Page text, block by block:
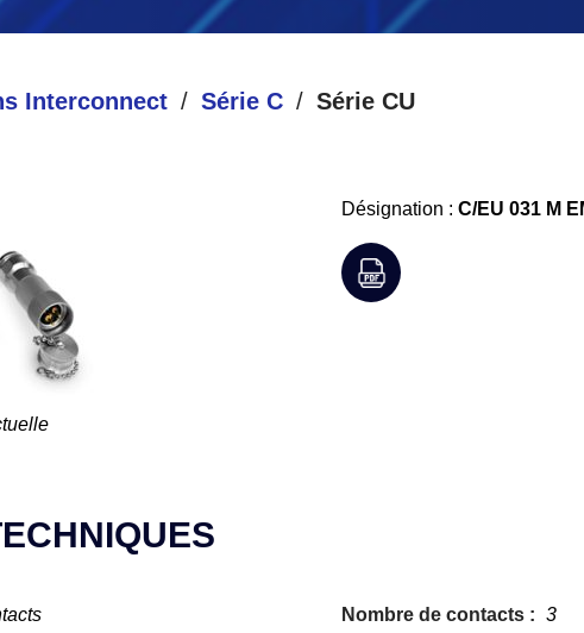
Interconnect Série C Série CU
Désignation : C/EU 031 M
Nombre de contacts : 3